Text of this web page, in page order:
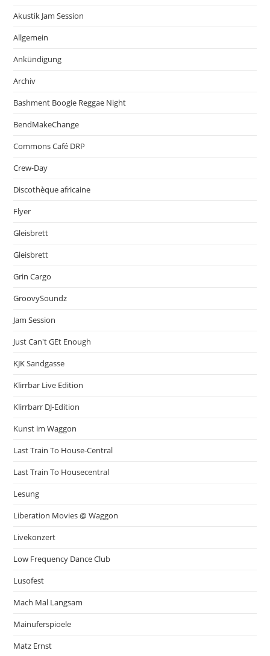
Akustik Jam Session
Allgemein
Ankündigung
Archiv
Bashment Boogie Reggae Night
BendMakeChange
Commons Café DRP
Crew-Day
Discothèque africaine
Flyer
Gleisbrett
Gleisbrett
Grin Cargo
GroovySoundz
Jam Session
Just Can't GEt Enough
KJK Sandgasse
Klirrbar Live Edition
Klirrbarr DJ-Edition
Kunst im Waggon
Last Train To House-Central
Last Train To Housecentral
Lesung
Liberation Movies @ Waggon
Livekonzert
Low Frequency Dance Club
Lusofest
Mach Mal Langsam
Mainuferspioele
Matz Ernst